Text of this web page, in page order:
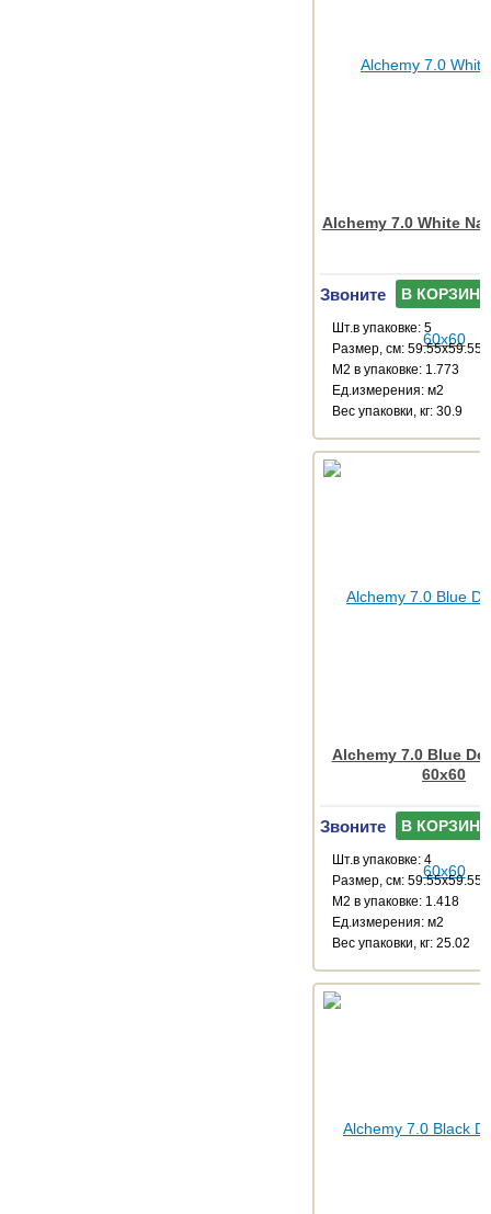
Alchemy 7.0 White
Звоните В КОРЗИНУ
Шт.в упаковке: 5
Размер, см: 59.55x59.55
М2 в упаковке: 1.773
Ед.измерения: м2
Веc упаковки, кг: 30.9
Alchemy 7.0 Blue
60x60
Звоните В КОРЗИНУ
Шт.в упаковке: 4
Размер, см: 59.55x59.55
М2 в упаковке: 1.418
Ед.измерения: м2
Веc упаковки, кг: 25.02